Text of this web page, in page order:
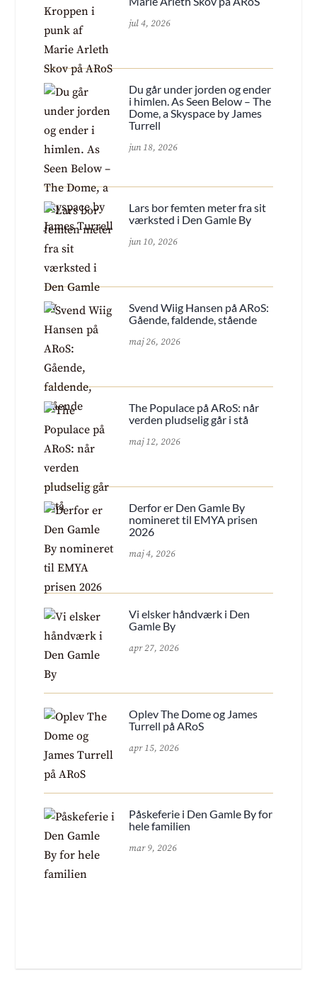
jul 4, 2026
Du går under jorden og ender
i himlen. As Seen Below – The
Dome, a Skyspace by James
Turrell
jun 18, 2026
Lars bor femten meter fra sit
værksted i Den Gamle By
jun 10, 2026
Svend Wiig Hansen på ARoS:
Gående, faldende, stående
maj 26, 2026
The Populace på ARoS: når
verden pludselig går i stå
maj 12, 2026
Derfor er Den Gamle By
nomineret til EMYA prisen
2026
maj 4, 2026
Vi elsker håndværk i Den
Gamle By
apr 27, 2026
Oplev The Dome og James
Turrell på ARoS
apr 15, 2026
Påskeferie i Den Gamle By for
hele familien
mar 9, 2026